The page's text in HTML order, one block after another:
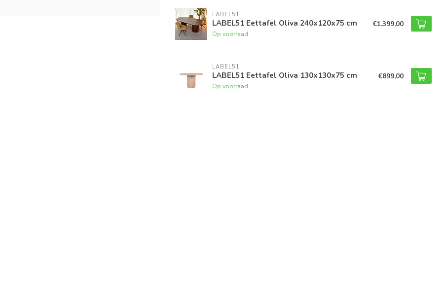
LABEL51
LABEL51 Eettafel Oliva 240x120x75 cm
Op voorraad
€1.399,00
LABEL51
LABEL51 Eettafel Oliva 130x130x75 cm
Op voorraad
€899,00